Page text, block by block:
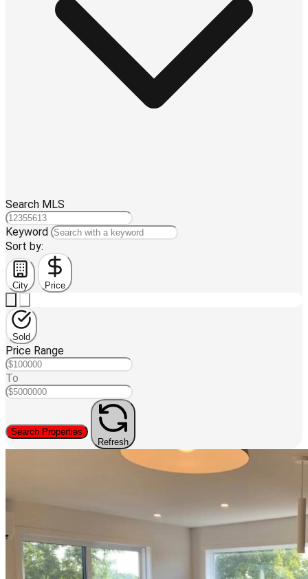
Search MLS
Keyword
Sort by:
City Price
Sold
Price Range
To
Search Properties
Refresh